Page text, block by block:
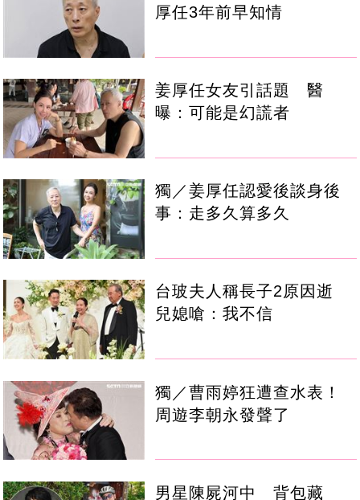
厚任3年前早知情
姜厚任女友引話題 醫
曝：可能是幻謊者
獨／姜厚任認愛後談身後
事：走多久算多久
台玻夫人稱長子2原因逝
兒媳嗆：我不信
獨／曹雨婷狂遭查水表！
周遊李朝永發聲了
男星陳屍河中 背包藏